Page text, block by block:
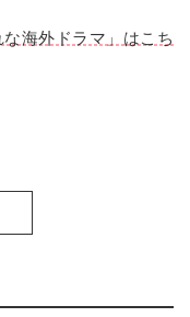
海外ドラマ」はこち